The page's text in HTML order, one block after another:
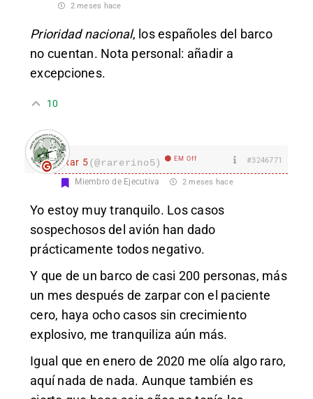
2 meses hace
Prioridad nacional, los españoles del barco
no cuentan. Nota personal: añadir a
excepciones.
10
Rar 5(@rarerino5) EM Off #3246771
Miembro de Ejecutiva 2 meses hace
Yo estoy muy tranquilo. Los casos
sospechosos del avión han dado
prácticamente todos negativo.
Y que de un barco de casi 200 personas, más
un mes después de zarpar con el paciente
cero, haya ocho casos sin crecimiento
explosivo, me tranquiliza aún más.
Igual que en enero de 2020 me olía algo raro,
aquí nada de nada. Aunque también es